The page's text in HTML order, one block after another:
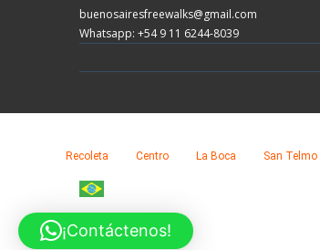
buenosairesfreewalks@gmail.com
Whatsapp: +54 9 11 6244-8039
Recoleta Centro La Boca San Telmo
¡Contáctenos!